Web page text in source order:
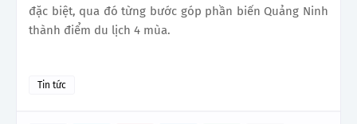
đặc biệt, qua đó từng bước góp phần biến Quảng Ninh
thành điểm du lịch 4 mùa.
Tin tức